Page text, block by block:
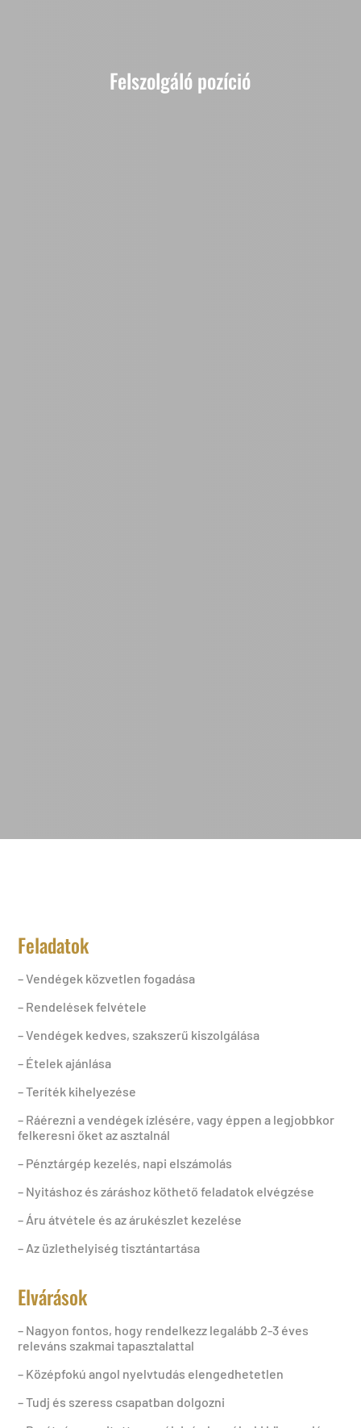
Felszolgáló pozíció
Feladatok
– Vendégek közvetlen fogadása
– Rendelések felvétele
– Vendégek kedves, szakszerű kiszolgálása
– Ételek ajánlása
– Teríték kihelyezése
– Ráérezni a vendégek ízlésére, vagy éppen a legjobbkor
felkeresni őket az asztalnál
– Pénztárgép kezelés, napi elszámolás
– Nyitáshoz és záráshoz köthető feladatok elvégzése
– Áru átvétele és az árukészlet kezelése
– Az üzlethelyiség tisztántartása
Elvárások
– Nagyon fontos, hogy rendelkezz legalább 2-3 éves
releváns szakmai tapasztalattal
– Középfokú angol nyelvtudás elengedhetetlen
– Tudj és szeress csapatban dolgozni